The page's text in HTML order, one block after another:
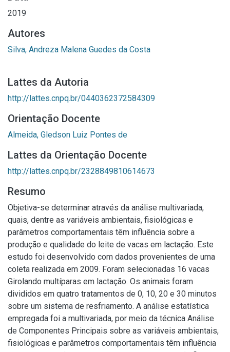
2019
Autores
Silva, Andreza Malena Guedes da Costa
Lattes da Autoria
http://lattes.cnpq.br/0440362372584309
Orientação Docente
Almeida, Gledson Luiz Pontes de
Lattes da Orientação Docente
http://lattes.cnpq.br/2328849810614673
Resumo
Objetiva-se determinar através da análise multivariada,
quais, dentre as variáveis ambientais, fisiológicas e
parâmetros comportamentais têm influência sobre a
produção e qualidade do leite de vacas em lactação. Este
estudo foi desenvolvido com dados provenientes de uma
coleta realizada em 2009. Foram selecionadas 16 vacas
Girolando multíparas em lactação. Os animais foram
divididos em quatro tratamentos de 0, 10, 20 e 30 minutos
sobre um sistema de resfriamento. A análise estatística
empregada foi a multivariada, por meio da técnica Análise
de Componentes Principais sobre as variáveis ambientais,
fisiológicas e parâmetros comportamentais têm influência